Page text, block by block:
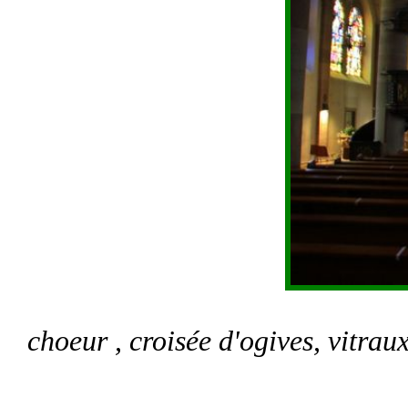
choeur , croisée d'ogives,